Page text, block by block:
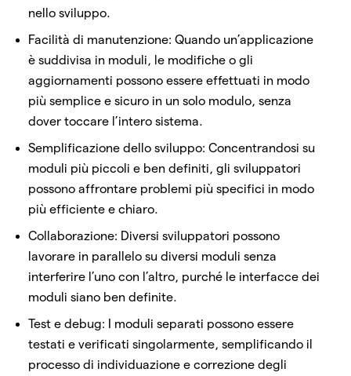
nello sviluppo.
Facilità di manutenzione: Quando un’applicazione
è suddivisa in moduli, le modifiche o gli
aggiornamenti possono essere effettuati in modo
più semplice e sicuro in un solo modulo, senza
dover toccare l’intero sistema.
Semplificazione dello sviluppo: Concentrandosi su
moduli più piccoli e ben definiti, gli sviluppatori
possono affrontare problemi più specifici in modo
più efficiente e chiaro.
Collaborazione: Diversi sviluppatori possono
lavorare in parallelo su diversi moduli senza
interferire l’uno con l’altro, purché le interfacce dei
moduli siano ben definite.
Test e debug: I moduli separati possono essere
testati e verificati singolarmente, semplificando il
processo di individuazione e correzione degli